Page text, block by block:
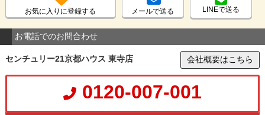
お気に入りに登録する メールで送る LINEで送る
お電話でのお問合わせ
センチュリー21京都ハウス 東寺店 会社概要はこちら
0120-007-001